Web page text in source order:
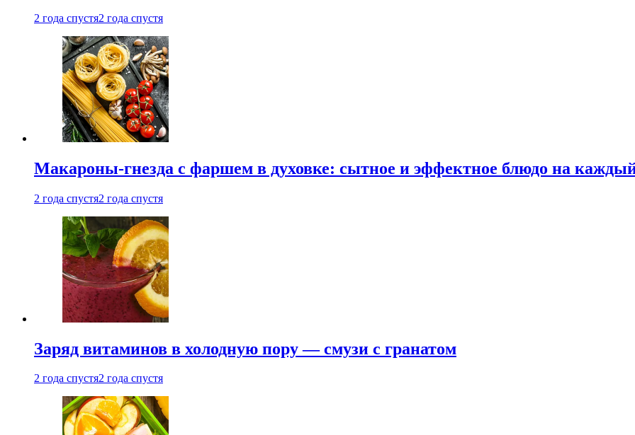
2 года спустя2 года спустя
Макароны-гнезда с фаршем в духовке: сытное и эффектное блюдо на
2 года спустя2 года спустя
Заряд витаминов в холодную пору — смузи с гранатом
2 года спустя2 года спустя